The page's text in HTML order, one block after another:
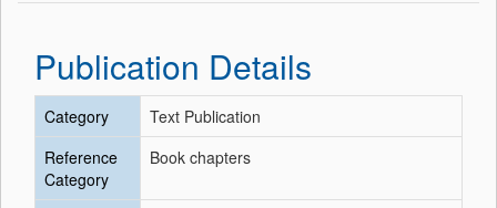
Publication Details
Category
Text Publication
Reference
Category
Book chapters